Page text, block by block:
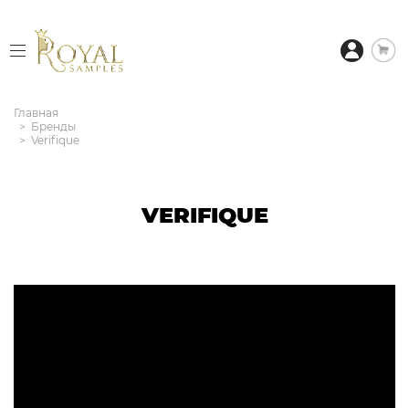
Главная
Бренды
Verifique
VERIFIQUE